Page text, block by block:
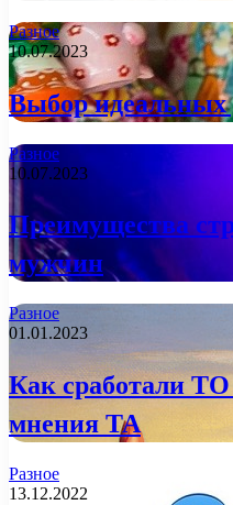
Разное
10.07.2023
Выбор идеальных
Разное
10.07.2023
Преимущества
мужчин
Разное
01.01.2023
Как сработали
мнения ТА
Разное
13.12.2022